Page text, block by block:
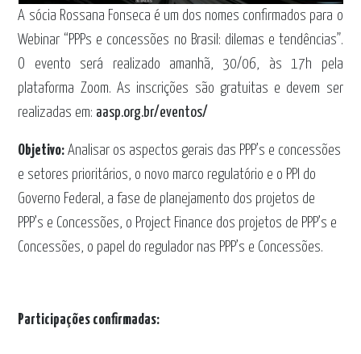
A sócia Rossana Fonseca é um dos nomes confirmados para o
Webinar “PPPs e concessões no Brasil: dilemas e tendências”.
O evento será realizado amanhã, 30/06, às 17h pela
plataforma Zoom. As inscrições são gratuitas e devem ser
realizadas em: aasp.org.br/eventos/
Objetivo: Analisar os aspectos gerais das PPP’s e concessões
e setores prioritários, o novo marco regulatório e o PPI do
Governo Federal, a fase de planejamento dos projetos de
PPP’s e Concessões, o Project Finance dos projetos de PPP’s e
Concessões, o papel do regulador nas PPP’s e Concessões.
Participações confirmadas: